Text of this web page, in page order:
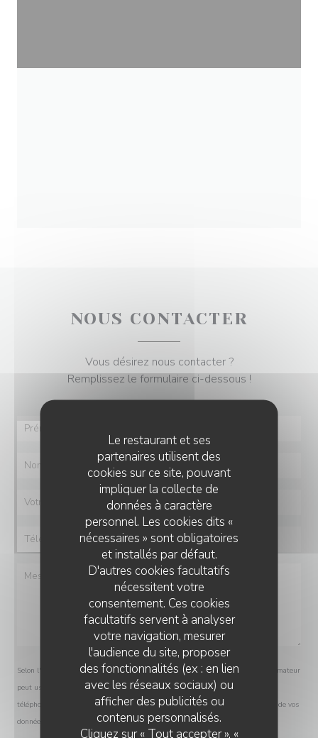
Le restaurant et ses
partenaires utilisent des
cookies sur ce site, pouvant
impliquer la collecte de
données à caractère
personnel. Les cookies dits «
nécessaires » sont obligatoires
et installés par défaut.
D'autres cookies facultatifs
nécessitent votre
consentement. Ces cookies
facultatifs servent à analyser
votre navigation, mesurer
l'audience du site, proposer
des fonctionnalités (ex : en lien
avec les réseaux sociaux) ou
afficher des publicités ou
contenus personnalisés.
Cliquez sur « Tout accepter », «
NOUS CONTACTER
Vous désirez nous contacter ?
Remplissez le formulaire ci-dessous !
Selon l'article L.223-2 du code de la consommation, il est rappelé que le consommateur
peut user de son droit à s'inscrire sur la liste d'opposition au démarchage
téléphonique Bloctel :
bloctel.gouv.fr . Pour plus d'informations sur le traitement de vos
données, consultez notrepolitique de confidentialité